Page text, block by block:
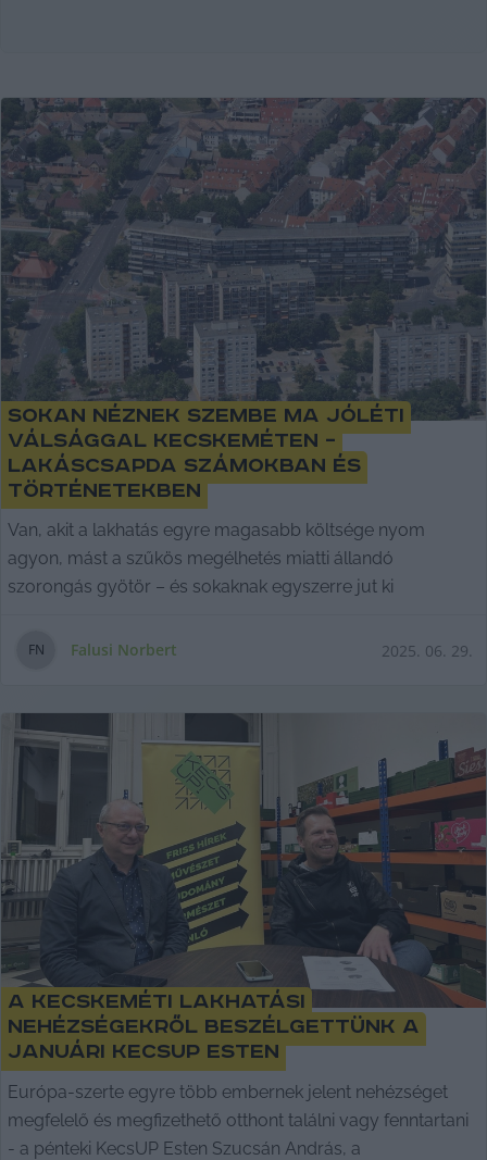
Sokan néznek szembe ma jóléti
válsággal Kecskeméten –
lakáscsapda számokban és
történetekben
Van, akit a lakhatás egyre magasabb költsége nyom
agyon, mást a szűkös megélhetés miatti állandó
szorongás gyötör – és sokaknak egyszerre jut ki
FN Falusi Norbert 2025. 06. 29.
A kecskeméti lakhatási
nehézségekről beszélgettünk a
januári KecsUP Esten
Európa-szerte egyre több embernek jelent nehézséget
megfelelő és megfizethető otthont találni vagy fenntartani
- a pénteki KecsUP Esten Szucsán András, a